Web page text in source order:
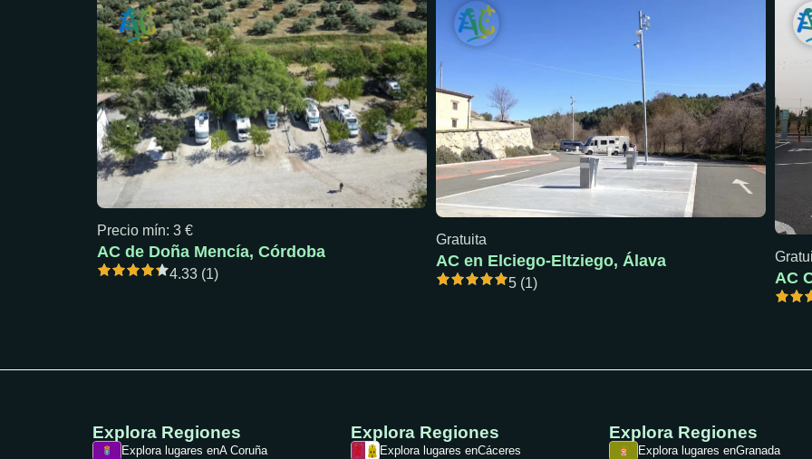
Precio mín: 3 €
AC de Doña Mencía, Córdoba
4.33 (1)
Gratuita
AC en Elciego-Eltziego, Álava
5 (1)
Explora Regiones
Explora lugares enA Coruña
Explora Regiones
Explora lugares enCáceres
Explora Regiones
Explora lugares enGranada